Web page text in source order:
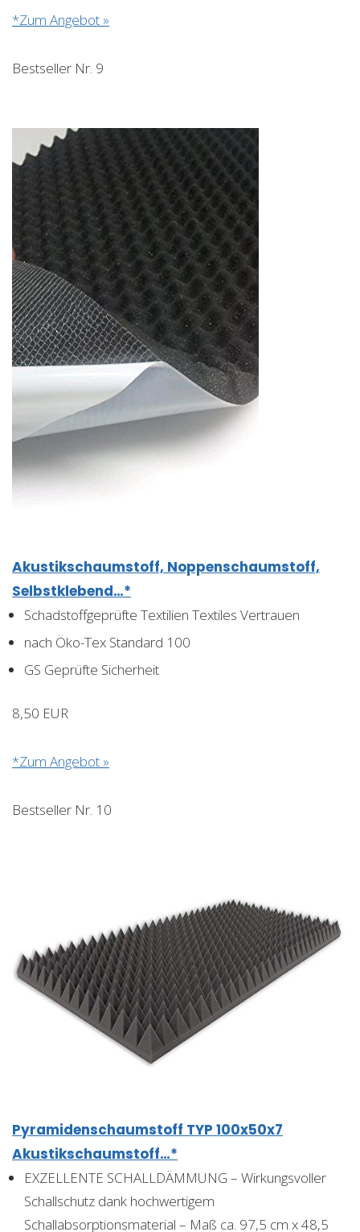
*Zum Angebot »
Bestseller Nr. 9
Akustikschaumstoff, Noppenschaumstoff,
Selbstklebend…*
Schadstoffgeprüfte Textilien Textiles Vertrauen
nach Öko-Tex Standard 100
GS Geprüfte Sicherheit
8,50 EUR
*Zum Angebot »
Bestseller Nr. 10
Pyramidenschaumstoff TYP 100x50x7
Akustikschaumstoff…*
EXZELLENTE SCHALLDÄMMUNG – Wirkungsvoller
Schallschutz dank hochwertigem
Schallabsorptionsmaterial – Maß ca. 97,5 cm x 48,5